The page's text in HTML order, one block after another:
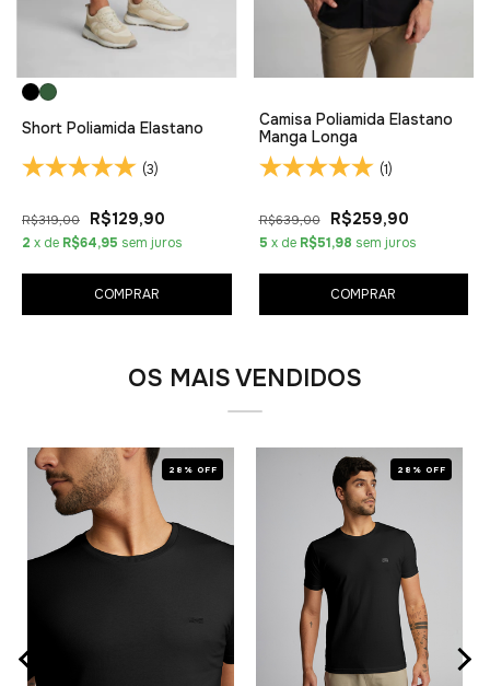
Short Poliamida Elastano
(3)
R$319,00 R$129,90
2 x de R$64,95 sem juros
COMPRAR
Camisa Poliamida Elastano
Manga Longa
(1)
R$639,00 R$259,90
5 x de R$51,98 sem juros
COMPRAR
OS MAIS VENDIDOS
28% OFF 28% OFF